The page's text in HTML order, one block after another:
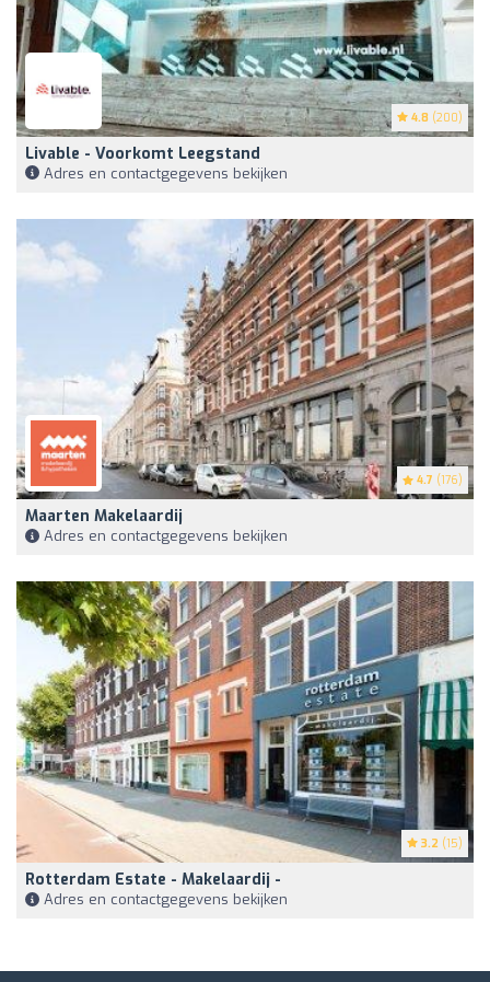
4.8 (200)
Livable - Voorkomt Leegstand
Adres en contactgegevens bekijken
4.7 (176)
Maarten Makelaardij
Adres en contactgegevens bekijken
3.2 (15)
Rotterdam Estate - Makelaardij -
Adres en contactgegevens bekijken